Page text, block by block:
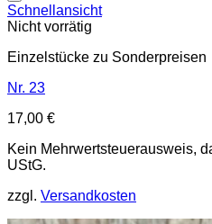
Schnellansicht
Nicht vorrätig
Einzelstücke zu Sonderpreisen
Nr. 23
17,00 €
Kein Mehrwertsteuerausweis,
UStG.
zzgl. Versandkosten